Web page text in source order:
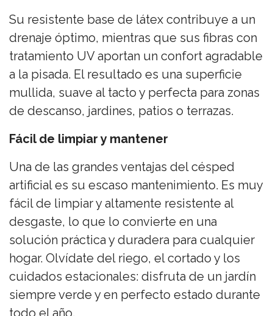
Su resistente base de látex contribuye a un
drenaje óptimo, mientras que sus fibras con
tratamiento UV aportan un confort agradable
a la pisada. El resultado es una superficie
mullida, suave al tacto y perfecta para zonas
de descanso, jardines, patios o terrazas.
Fácil de limpiar y mantener
Una de las grandes ventajas del césped
artificial es su escaso mantenimiento. Es muy
fácil de limpiar y altamente resistente al
desgaste, lo que lo convierte en una
solución práctica y duradera para cualquier
hogar. Olvídate del riego, el cortado y los
cuidados estacionales: disfruta de un jardín
siempre verde y en perfecto estado durante
todo el año.